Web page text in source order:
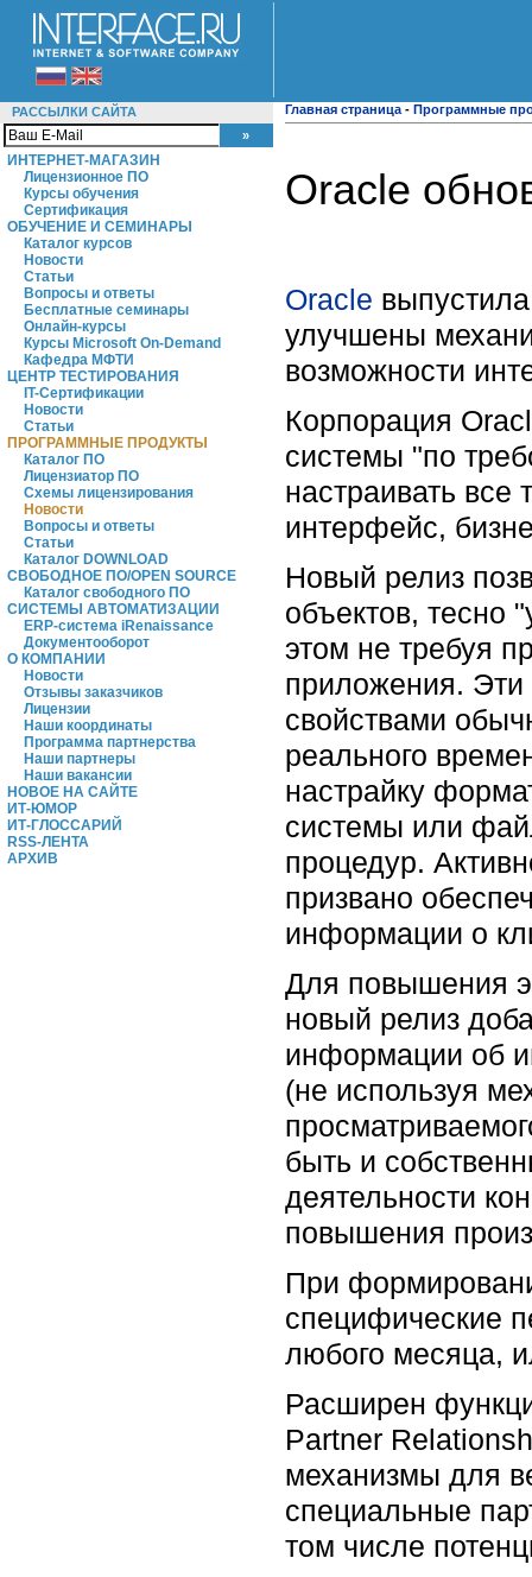
РАССЫЛКИ САЙТА
ИНТЕРНЕТ-МАГАЗИН
Лицензионное ПО
Курсы обучения
Сертификация
ОБУЧЕНИЕ И СЕМИНАРЫ
Каталог курсов
Новости
Статьи
Вопросы и ответы
Бесплатные семинары
Онлайн-курсы
Курсы Microsoft On-Demand
Кафедра МФТИ
ЦЕНТР ТЕСТИРОВАНИЯ
IT-Сертификации
Новости
Статьи
ПРОГРАММНЫЕ ПРОДУКТЫ
Каталог ПО
Лицензиатор ПО
Схемы лицензирования
Новости
Вопросы и ответы
Статьи
Каталог DOWNLOAD
СВОБОДНОЕ ПО/OPEN SOURCE
Каталог свободного ПО
СИСТЕМЫ АВТОМАТИЗАЦИИ
ERP-система iRenaissance
Документооборот
О КОМПАНИИ
Новости
Отзывы заказчиков
Лицензии
Наши координаты
Программа партнерства
Наши партнеры
Наши вакансии
НОВОЕ НА САЙТЕ
ИТ-ЮМОР
ИТ-ГЛОССАРИЙ
RSS-ЛЕНТА
АРХИВ
Главная страница - Программные
Oracle
Oracle
улучшены
возможности
Корпорация
системы "по
настраивать
интерфейс,
Новый релиз
объектов, тесно
этом не требуя
приложения. Эти
свойствами
реального
настрайку
системы или
процедур.
призвано
информации о
Для повышения
новый релиз
информации об
(не используя
быть и
деятельности
повышения
При
специфические
любого месяца,
Расширен
Partner
механизмы для
специальные
том числе